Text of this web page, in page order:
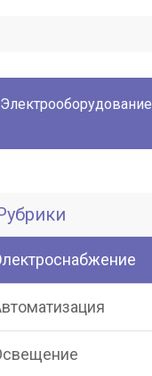
Электрооборудование